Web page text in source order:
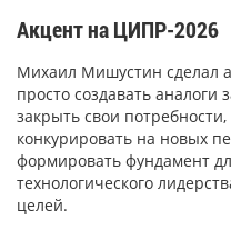
Акцент на ЦИПР-2026
Михаил Мишустин сделал
просто создавать аналоги
закрыть свои
конкурировать на новых
формировать фундамент
технологического
целей.